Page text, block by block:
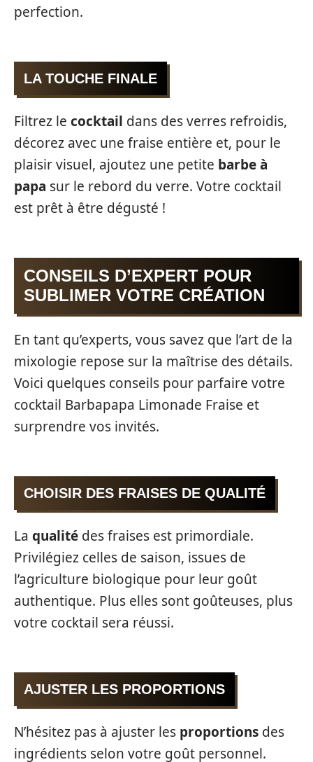
perfection.
LA TOUCHE FINALE
Filtrez le cocktail dans des verres refroidis,
décorez avec une fraise entière et, pour le
plaisir visuel, ajoutez une petite barbe à
papa sur le rebord du verre. Votre cocktail
est prêt à être dégusté !
CONSEILS D’EXPERT POUR
SUBLIMER VOTRE CRÉATION
En tant qu’experts, vous savez que l’art de la
mixologie repose sur la maîtrise des détails.
Voici quelques conseils pour parfaire votre
cocktail Barbapapa Limonade Fraise et
surprendre vos invités.
CHOISIR DES FRAISES DE QUALITÉ
La qualité des fraises est primordiale.
Privilégiez celles de saison, issues de
l’agriculture biologique pour leur goût
authentique. Plus elles sont goûteuses, plus
votre cocktail sera réussi.
AJUSTER LES PROPORTIONS
N’hésitez pas à ajuster les proportions des
ingrédients selon votre goût personnel.